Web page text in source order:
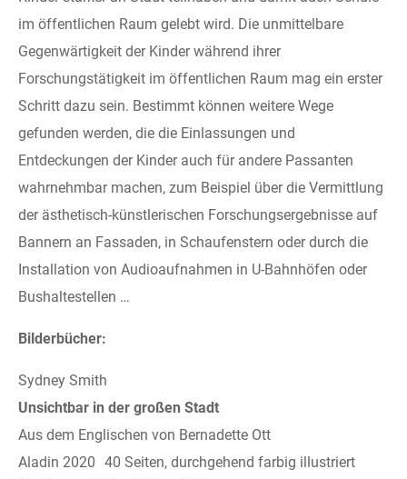
im öffentlichen Raum gelebt wird. Die unmittelbare
Gegenwärtigkeit der Kinder während ihrer
Forschungstätigkeit im öffentlichen Raum mag ein erster
Schritt dazu sein. Bestimmt können weitere Wege
gefunden werden, die die Einlassungen und
Entdeckungen der Kinder auch für andere Passanten
wahrnehmbar machen, zum Beispiel über die Vermittlung
der ästhetisch-künstlerischen Forschungsergebnisse auf
Bannern an Fassaden, in Schaufenstern oder durch die
Installation von Audioaufnahmen in U-Bahnhöfen oder
Bushaltestellen …
Bilderbücher:
Sydney Smith
Unsichtbar in der großen Stadt
Aus dem Englischen von Bernadette Ott
Aladin 2020 40 Seiten, durchgehend farbig illustriert